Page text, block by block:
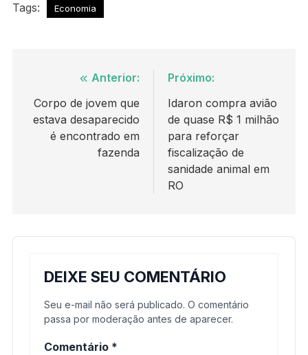
Tags: Economia
Navegação
de
Post
Anterior:
Corpo de jovem que
estava desaparecido
é encontrado em
fazenda
Próximo:
Idaron compra avião
de quase R$ 1 milhão
para reforçar
fiscalização de
sanidade animal em
RO
DEIXE SEU COMENTÁRIO
Seu e-mail não será publicado. O comentário
passa por moderação antes de aparecer.
Comentário *